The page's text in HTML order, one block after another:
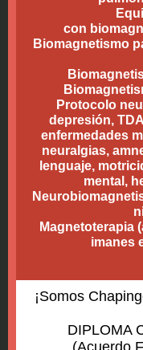
con
Biomagnetismo
Protocolo
depresión,
enfermedades
neuralgias,
lenguaje,
mental,
Magnetoterapia
imanes
¡Somos
DIPLOMA
(Acuerdo